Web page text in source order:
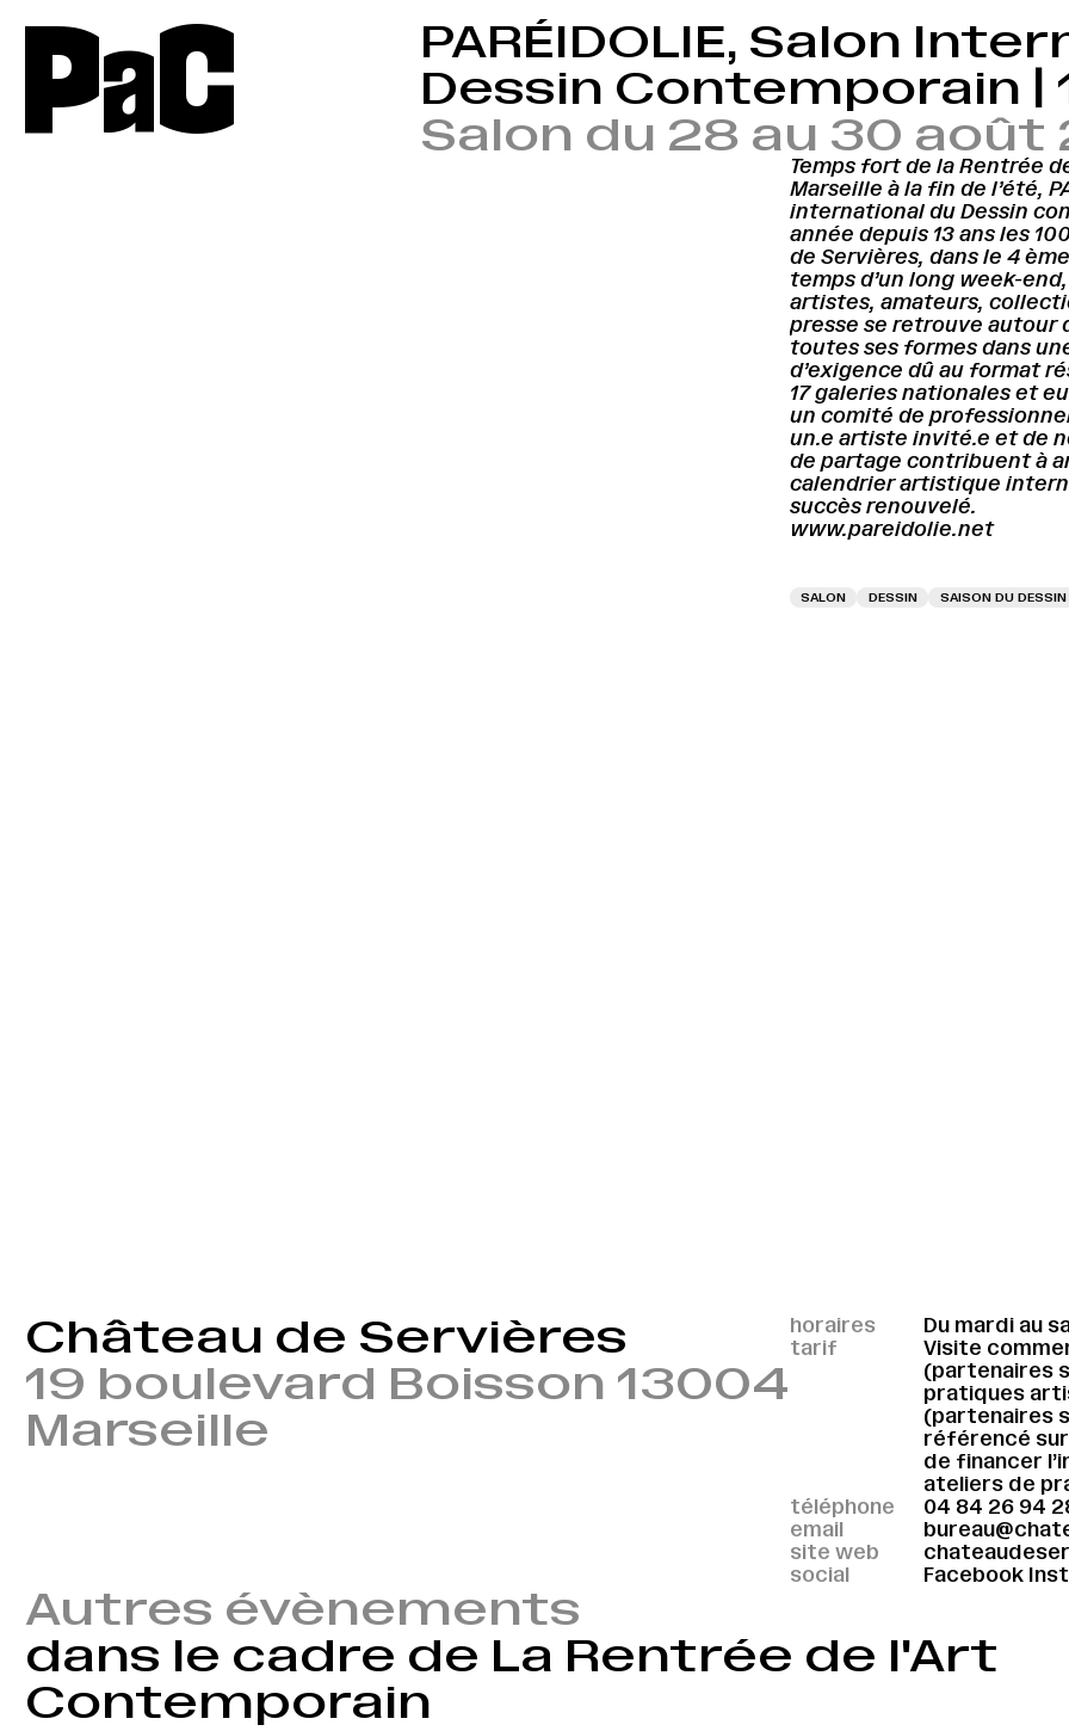
PaC
PARÉIDOLIE, Salon
Dessin Contemporain |
Salon du 28 au 30 août
Temps fort de la Rentrée
Marseille à la fin de l’été,
international du Dessin
année depuis 13 ans les
de Servières, dans le 4
temps d’un long week-
artistes, amateurs,
presse se retrouve autour
toutes ses formes dans
d’exigence dû au format
17 galeries nationales et
un comité de
un.e artiste invité.e et de
de partage contribuent à
calendrier artistique
succès renouvelé.
www.pareidolie.net
SALON DESSIN SAISON DU DESSIN
Château de Servières
19 boulevard Boisson 13004
Marseille
horaires
Du mardi au
tarif
Visite
(partenaires
pratiques
(partenaires
référencé
de financer
ateliers de
téléphone
04 84 26 94
email
site web
social
Facebook
Autres évènements
dans le cadre de La Rentrée de l'Art
Contemporain